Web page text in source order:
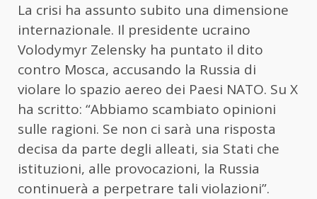
La crisi ha assunto subito una dimensione
internazionale. Il presidente ucraino
Volodymyr Zelensky ha puntato il dito
contro Mosca, accusando la Russia di
violare lo spazio aereo dei Paesi NATO. Su X
ha scritto: “Abbiamo scambiato opinioni
sulle ragioni. Se non ci sarà una risposta
decisa da parte degli alleati, sia Stati che
istituzioni, alle provocazioni, la Russia
continuerà a perpetrare tali violazioni”.